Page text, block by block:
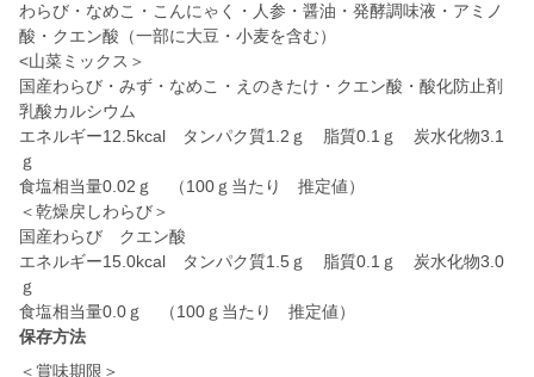
わらび・なめこ・こんにゃく・人参・醤油・発酵調味液・アミノ
酸・クエン酸（一部に大豆・小麦を含む）
<山菜ミックス＞
国産わらび・みず・なめこ・えのきたけ・クエン酸・酸化防止剤
乳酸カルシウム
エネルギー12.5kcal タンパク質1.2ｇ 脂質0.1ｇ 炭水化物3.1
ｇ
食塩相当量0.02ｇ （100ｇ当たり 推定値）
＜乾燥戻しわらび＞
国産わらび クエン酸
エネルギー15.0kcal タンパク質1.5ｇ 脂質0.1ｇ 炭水化物3.0
ｇ
保存方法
＜賞味期限＞